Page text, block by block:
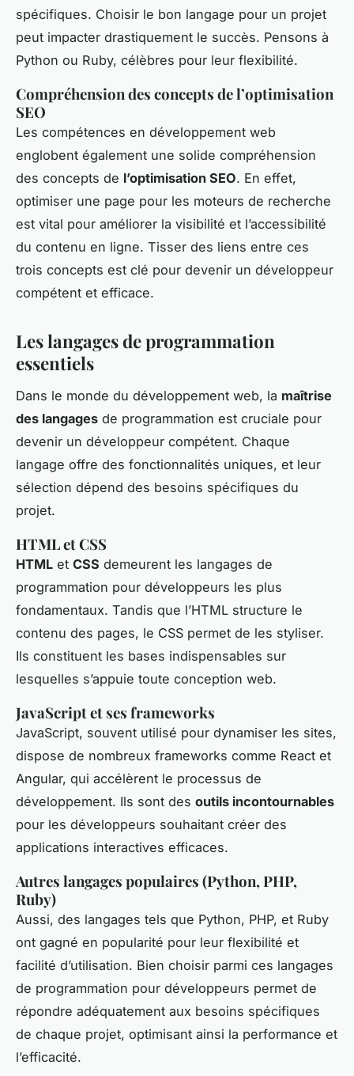
spécifiques. Choisir le bon langage pour un projet
peut impacter drastiquement le succès. Pensons à
Python ou Ruby, célèbres pour leur flexibilité.
Compréhension des concepts de l’optimisation
SEO
Les compétences en développement web
englobent également une solide compréhension
des concepts de l’optimisation SEO. En effet,
optimiser une page pour les moteurs de recherche
est vital pour améliorer la visibilité et l’accessibilité
du contenu en ligne. Tisser des liens entre ces
trois concepts est clé pour devenir un développeur
compétent et efficace.
Les langages de programmation
essentiels
Dans le monde du développement web, la maîtrise
des langages de programmation est cruciale pour
devenir un développeur compétent. Chaque
langage offre des fonctionnalités uniques, et leur
sélection dépend des besoins spécifiques du
projet.
HTML et CSS
HTML et CSS demeurent les langages de
programmation pour développeurs les plus
fondamentaux. Tandis que l’HTML structure le
contenu des pages, le CSS permet de les styliser.
Ils constituent les bases indispensables sur
lesquelles s’appuie toute conception web.
JavaScript et ses frameworks
JavaScript, souvent utilisé pour dynamiser les sites,
dispose de nombreux frameworks comme React et
Angular, qui accélèrent le processus de
développement. Ils sont des outils incontournables
pour les développeurs souhaitant créer des
applications interactives efficaces.
Autres langages populaires (Python, PHP,
Ruby)
Aussi, des langages tels que Python, PHP, et Ruby
ont gagné en popularité pour leur flexibilité et
facilité d’utilisation. Bien choisir parmi ces langages
de programmation pour développeurs permet de
répondre adéquatement aux besoins spécifiques
de chaque projet, optimisant ainsi la performance et
l’efficacité.